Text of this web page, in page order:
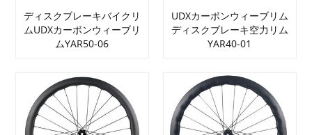
ディスクブレーキバイクリ
ムUDXカーボンウィーブリ
ムYAR50-06
UDXカーボンウィーブリム
ディスクブレーキ空力リム
YAR40-01